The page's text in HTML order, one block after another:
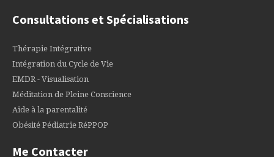
Consultations et Spécialisations
Thérapie Intégrative
Intégration du Cycle de Vie
EMDR - Visualisation
Méditation de Pleine Conscience
Aide à la parentalité
Obésité Pédiatrie RéPPOP
Me Contacter